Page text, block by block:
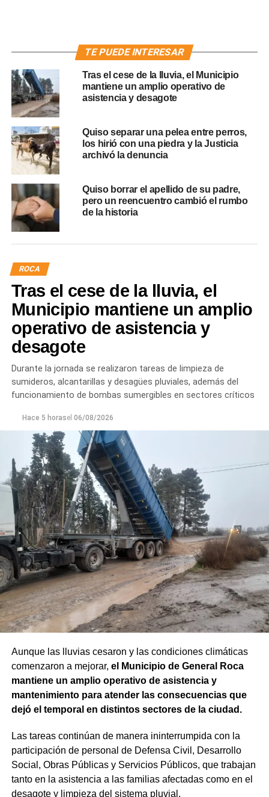
TE PUEDE INTERESAR
Tras el cese de la lluvia, el Municipio
mantiene un amplio operativo de
asistencia y desagote
Quiso separar una pelea entre perros,
los hirió con una piedra y la Justicia
archivó la denuncia
Quiso borrar el apellido de su padre,
pero un reencuentro cambió el rumbo
de la historia
ROCA
Tras el cese de la lluvia, el
Municipio mantiene un amplio
operativo de asistencia y
desagote
Durante la jornada se realizaron tareas de limpieza de
sumideros, alcantarillas y desagües pluviales, además del
funcionamiento de bombas sumergibles en sectores críticos
Hace 5 horasel 06/08/2026
Aunque las lluvias cesaron y las condiciones climáticas
comenzaron a mejorar, el Municipio de General Roca
mantiene un amplio operativo de asistencia y
mantenimiento para atender las consecuencias que
dejó el temporal en distintos sectores de la ciudad.
Las tareas continúan de manera ininterrumpida con la
participación de personal de Defensa Civil, Desarrollo
Social, Obras Públicas y Servicios Públicos, que trabajan
tanto en la asistencia a las familias afectadas como en el
desagote y limpieza del sistema pluvial.